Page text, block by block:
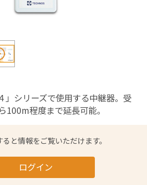
シリーズで使用する中継器。受
100m程度まで延長可能。
と情報をご覧いただけます。
ログイン